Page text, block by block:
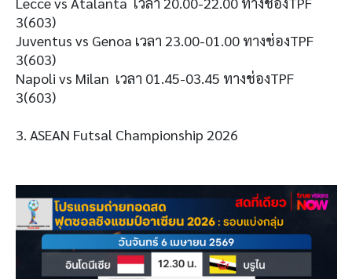
3(603)
Juventus vs Genoa เวลา 23.00-01.00 ทางช่องTPF
3(603)
Napoli vs Milan เวลา 01.45-03.45 ทางช่องTPF
3(603)
3. ASEAN Futsal Championship 2026